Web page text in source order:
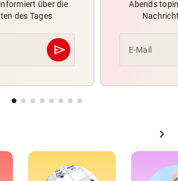
über die
des Tages
send
Abschicken
Abends
E-Mail
chevron_right